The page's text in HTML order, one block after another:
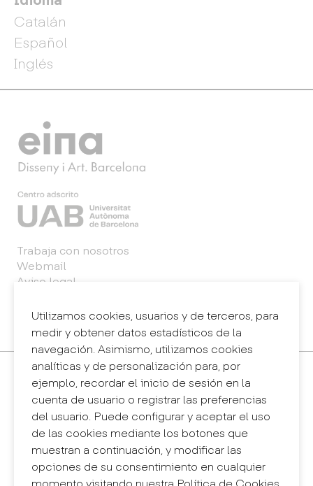
Catalán
Español
Inglés
Utilizamos cookies, usuarios y de terceros, para
medir y obtener datos estadísticos de la
navegación. Asimismo, utilizamos cookies
analíticas y de personalización para, por
ejemplo, recordar el inicio de sesión en la
cuenta de usuario o registrar las preferencias
del usuario. Puede configurar y aceptar el uso
de las cookies mediante los botones que
muestran a continuación, y modificar las
opciones de su consentimiento en cualquier
momento visitando nuestra Política de Cookies.
Trabaja con nosotros
Webmail
Aviso legal
Sistema interno de información (canal de
denuncias)
Contacto
+34 932 030 923
info@eina.cat
Eina Sentmenat
Passeig Santa Eulàlia, 25
08017 Barcelona